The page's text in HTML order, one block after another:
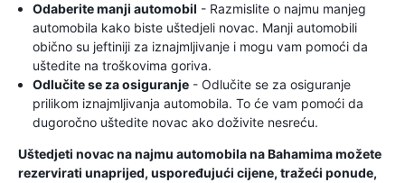
Odaberite manji automobil - Razmislite o najmu manjeg
automobila kako biste uštedjeli novac. Manji automobili
obično su jeftiniji za iznajmljivanje i mogu vam pomoći da
uštedite na troškovima goriva.
Odlučite se za osiguranje - Odlučite se za osiguranje
prilikom iznajmljivanja automobila. To će vam pomoći da
dugoročno uštedite novac ako doživite nesreću.
Uštedjeti novac na najmu automobila na Bahamima možete
rezervirati unaprijed, uspoređujući cijene, tražeći ponude,